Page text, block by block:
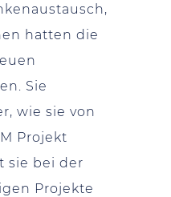
hatten die
Sie
wie sie von
Projekt
sie bei der
Projekte